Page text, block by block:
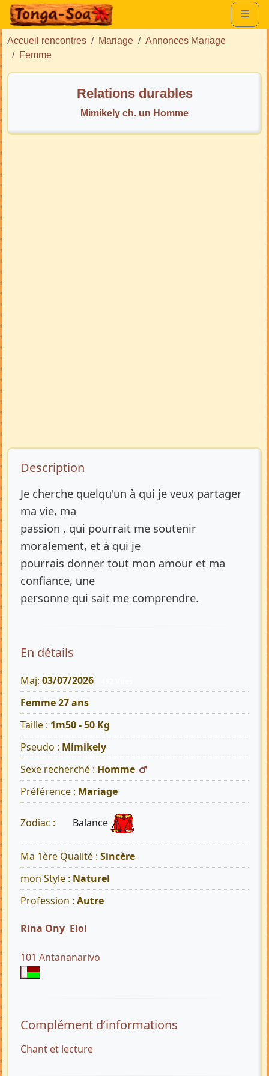
Accueil rencontres Mariage
Annonces Mariage
Femme
Relations durables
Mimikely ch. un Homme
Description de l’annonce
Description
Je cherche quelqu'un à qui je veux partager
ma vie, ma
passion , qui pourrait me soutenir
moralement, et à qui je
pourrais donner tout mon amour et ma
confiance, une
personne qui sait me comprendre.
En détails
Maj: 03/07/2026
Femme 27 ans
Taille : 1m50 - 50 Kg
Pseudo : Mimikely
Sexe recherché : Homme
Préférence : Mariage
Zodiac : Balance
Ma 1ère Qualité : Sincère
mon Style : Naturel
Profession : Autre
Rina Ony Eloi
101 Antananarivo
Complément d’informations
Chant et lecture